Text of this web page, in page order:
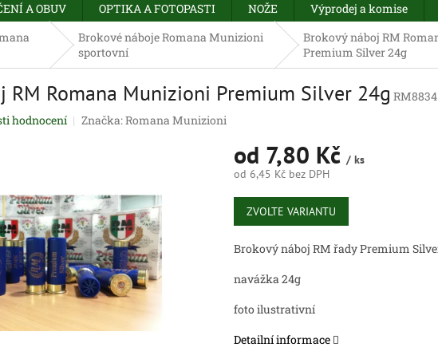
A OBUV OPTIKA A FOTOPASTI NOŽE Výprodej a komise
Brokové náboje Romana Munizioni
sportovní
Brokový náboj RM
Premium Silver 24g
RM Romana Munizioni Premium Silver 24g
hodnocení Značka:Romana Munizioni
od 7,80 Kč / ks
od 6,45 Kčbez DPH
Měrná
cena:
ZVOLTE VARIANTU
Brokový náboj RM řady Premium
navážka 24g
foto ilustrativní
Detailní informace